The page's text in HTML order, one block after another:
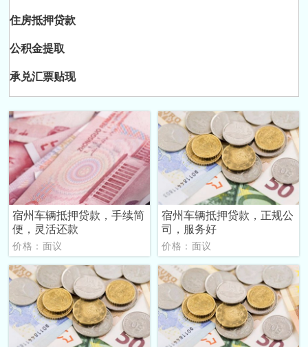
住房抵押贷款
公积金提取
承兑汇票贴现
宿州车辆抵押贷款，手续简
便，灵活还款
价格：面议
宿州车辆抵押贷款，正规公
司，服务好
价格：面议